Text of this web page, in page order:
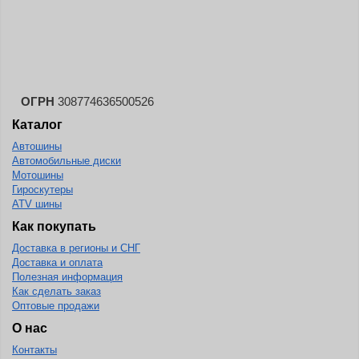
ОГРН 308774636500526
Каталог
Автошины
Автомобильные диски
Мотошины
Гироскутеры
ATV шины
Как покупать
Доставка в регионы и СНГ
Доставка и оплата
Полезная информация
Как сделать заказ
Оптовые продажи
О нас
Контакты